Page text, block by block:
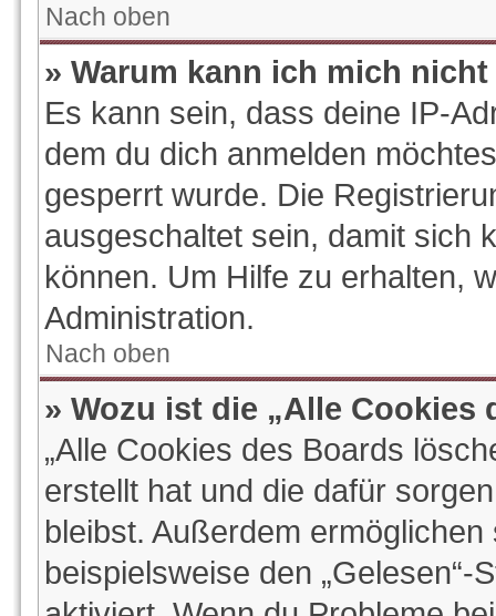
Nach oben
» Warum kann ich mich
Es kann sein, dass deine IP-
dem du dich anmelden
gesperrt wurde. Die
ausgeschaltet sein, damit sich
können. Um Hilfe zu erhalten,
Administration.
Nach oben
» Wozu ist die „Alle
„Alle Cookies des Boards
erstellt hat und die dafür
bleibst. Außerdem
beispielsweise den